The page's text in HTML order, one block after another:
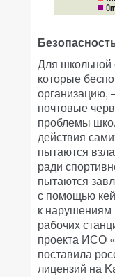
Для школьной
которые
организацию,
почтовые
проблемы
действия
пытаются
ради
пытаются
с помощью
к нарушениям
рабочих
проекта ИСО
поставила
лицензий на